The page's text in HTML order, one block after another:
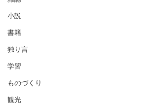
小説
書籍
独り言
学習
ものづくり
観光